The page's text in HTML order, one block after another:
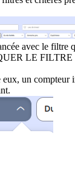
avec le filtre
LE FILTRE
eux, un compteur